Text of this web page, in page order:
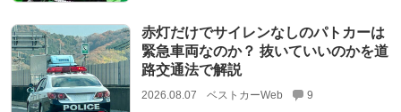
赤灯だけでサイレンなしのパトカーは
緊急車両なのか？ 抜いていいのかを道
路交通法で解説
2026.08.07 ベストカーWeb 9